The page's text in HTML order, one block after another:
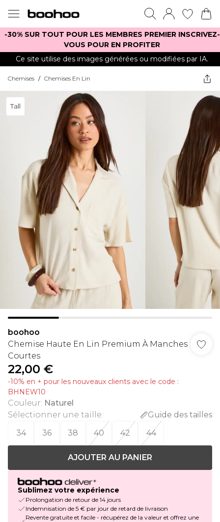
-30% SUR TOUT POUR LES MEMBRES PREMIER INSCRIVEZ-
VOUS POUR EN PROFITER
Ce site utilise des images générées ou modifiées par IA.
Chemises / Chemises En Lin
Tall
boohoo
Chemise Haute En Lin Premium À Manches
Courtes
22,00 €
-10% en + pour les nouveaux clients avec le code :
BHNEW10
Couleur: Naturel
Sélectionner une taille:
Guide des tailles
34
36 38 40 42 44
AJOUTER AU PANIER
Sublimez votre expérience
Prolongation de retour de 14 jours
Indemnisation de 5 € par jour de retard de livraison
Revente gratuite et facile - récupérez de la valeur et offrez une